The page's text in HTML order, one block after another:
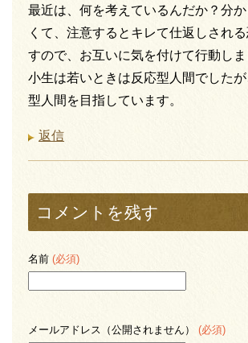
最近は、何を考えているんだか？分
くて、注意するとキレて仕返しされ
すので、お互いに気を付けて行動しま
小生は若いときは反応型人間でした
型人間を目指しています。
返信
コメントを残す
名前 (必須)
メールアドレス（公開されません） (必須)